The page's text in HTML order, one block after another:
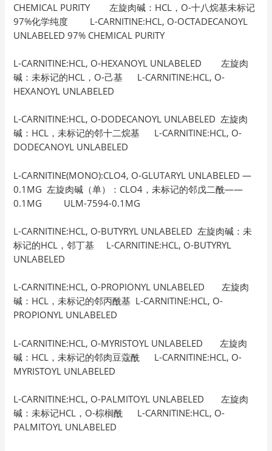
CHEMICAL PURITY 左旋肉碱：HCL，O-十八烷基未标记
97%化学纯度 L-CARNITINE:HCL, O-OCTADECANOYL
UNLABELED 97% CHEMICAL PURITY
L-CARNITINE:HCL, O-HEXANOYL UNLABELED 左旋肉
碱：未标记的HCL，O-己基 L-CARNITINE:HCL, O-
HEXANOYL UNLABELED
L-CARNITINE:HCL, O-DODECANOYL UNLABELED 左旋肉
碱：HCL，未标记的邻十二烷基 L-CARNITINE:HCL, O-
DODECANOYL UNLABELED
L-CARNITINE(MONO):CLO4, O-GLUTARYL UNLABELED —
0.1MG 左旋肉碱（单）：CLO4，未标记的邻戊二酰——
0.1MG ULM-7594-0.1MG
L-CARNITINE:HCL, O-BUTYRYL UNLABELED 左旋肉碱：未
标记的HCL，邻丁基 L-CARNITINE:HCL, O-BUTYRYL
UNLABELED
L-CARNITINE:HCL, O-PROPIONYL UNLABELED 左旋肉
碱：HCL，未标记的邻丙酰基 L-CARNITINE:HCL, O-
PROPIONYL UNLABELED
L-CARNITINE:HCL, O-MYRISTOYL UNLABELED 左旋肉
碱：HCL，未标记的邻肉豆蔻酰 L-CARNITINE:HCL, O-
MYRISTOYL UNLABELED
L-CARNITINE:HCL, O-PALMITOYL UNLABELED 左旋肉
碱：未标记HCL，O-棕榈酰 L-CARNITINE:HCL, O-
PALMITOYL UNLABELED